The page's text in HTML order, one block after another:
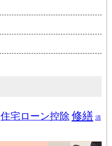
住宅ローン控除 修繕 消